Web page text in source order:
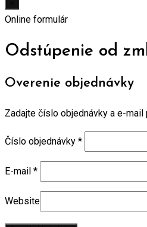
Online formulár
Odstúpenie od
Overenie objednávky
Zadajte číslo objednávky a e-mail
Číslo objednávky *
E-mail *
Website